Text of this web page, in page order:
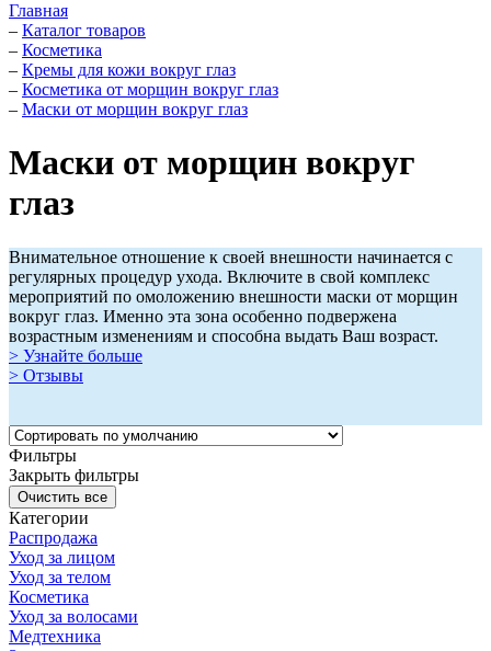
Главная
– Каталог товаров
– Косметика
– Кремы для кожи вокруг глаз
– Косметика от морщин вокруг глаз
– Маски от морщин вокруг глаз
Маски от морщин вокруг
глаз
Внимательное отношение к своей внешности начинается с
регулярных процедур ухода. Включите в свой комплекс
мероприятий по омоложению внешности маски от морщин
вокруг глаз. Именно эта зона особенно подвержена
возрастным изменениям и способна выдать Ваш возраст.
> Узнайте больше
> Отзывы
Фильтры
Закрыть фильтры
Категории
Распродажа
Уход за лицом
Уход за телом
Косметика
Уход за волосами
Медтехника